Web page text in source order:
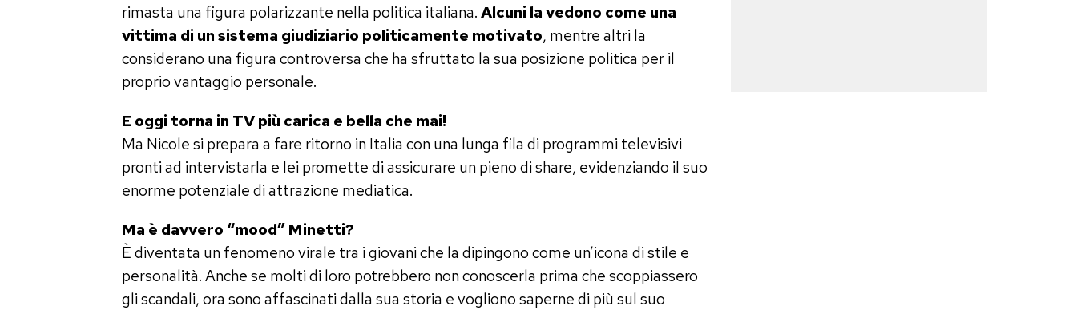
rimasta una figura polarizzante nella politica italiana.Alcuni la vedono come una
vittima di un sistema giudiziario politicamente motivato, mentre altri la
considerano una figura controversa che ha sfruttato la sua posizione politica per il
proprio vantaggio personale.
E oggi torna in TV più carica e bella che mai!
Ma Nicole si prepara a fare ritorno in Italia con una lunga fila di programmi televisivi
pronti ad intervistarla e lei promette di assicurare un pieno di share, evidenziando il suo
enorme potenziale di attrazione mediatica.
Ma è davvero “mood” Minetti?
È diventata un fenomeno virale tra i giovani che la dipingono come un’icona di stile e
personalità. Anche se molti di loro potrebbero non conoscerla prima che scoppiassero
gli scandali, ora sono affascinati dalla sua storia e vogliono saperne di più sul suo